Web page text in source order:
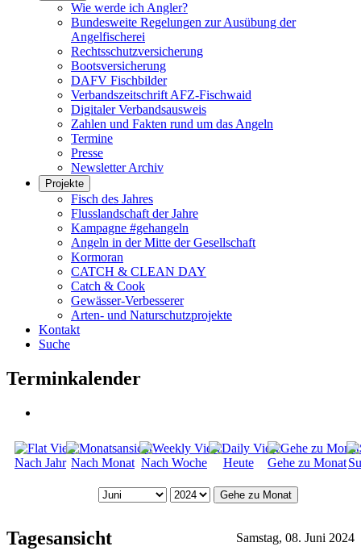
Wie werde ich Angler?
Bundesweite Regelungen zur Ausübung der
Angelfischerei
Rechtsschutzversicherung
Bootsversicherung
DAFV Fischbilder
Verbandszeitschrift AFZ-Fischwaid
Digitaler Verbandsausweis
Zahlen und Fakten rund um das Angeln
Termine
Presse
Newsletter Archiv
Projekte
Fisch des Jahres
Flusslandschaft der Jahre
Kampagne #gehangeln
Angeln in der Mitte der Gesellschaft
Kormoran
CATCH & CLEAN DAY
Catch & Cook
Gewässer-Verbesserer
Arten- und Naturschutzprojekte
Kontakt
Suche
Terminkalender
Nach Jahr Nach Monat Nach Woche Heute Gehe zu Monat
Gehe zu Monat
Tagesansicht Samstag, 08. Juni 2024